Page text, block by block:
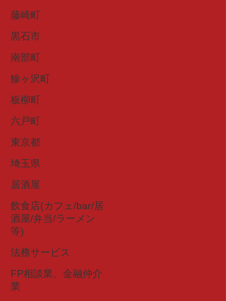
藤崎町
黒石市
南部町
鰺ヶ沢町
板柳町
六戸町
東京都
埼玉県
居酒屋
飲食店(カフェ/bar/居
酒屋/弁当/ラーメン
等)
法務サービス
FP相談業、金融仲介
業